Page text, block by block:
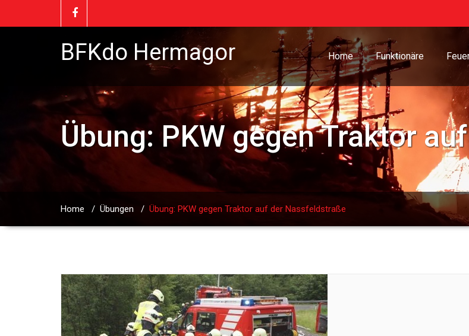
BFKdo Hermagor Home Funktionäre
Übung: PKW gegen Traktor
Home / Übungen / Übung: PKW gegen Traktor auf der Nassfeldstraße